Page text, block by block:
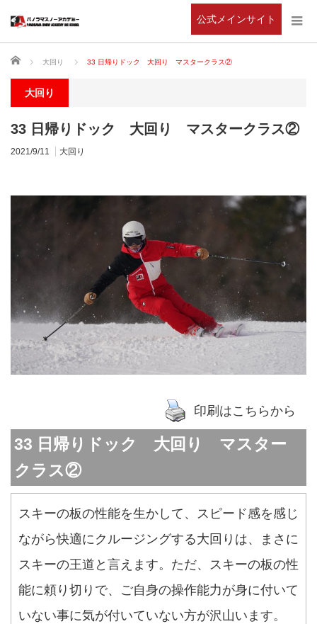
公式メインサイト
ホーム 大回り 33 日帰りドック 大回り マスタークラス②
大回り
33 日帰りドック 大回り マスタークラス②
2021/9/11 大回り
印刷はこちらから
33 日帰りドック 大回り マスター
クラス②
スキーの板の性能を生かして、スピード感を感じ
ながら快適にクルージングする大回りは、まさに
スキーの王道と言えます。ただ、スキーの板の性
能に頼り切りで、ご自身の操作能力が身に付いて
いない事に気が付いていない方が沢山います。